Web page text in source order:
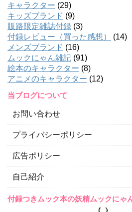
キャラクター (29)
キッズブランド (9)
販路限定雑誌付録 (3)
付録レビュー（買った感想）
(14)
メンズブランド (16)
ムックにゃん雑記 (91)
絵本のキャラクター (8)
アニメのキャラクター (12)
当ブログについて
お問い合わせ
プライバシーポリシー
広告ポリシー
自己紹介
付録つきムック本の妖精ムックにゃ